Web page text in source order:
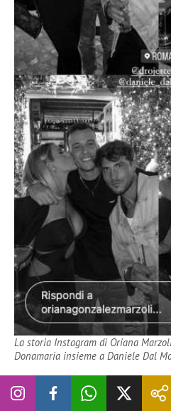
La storia Instagram di Oriana
Donamaria insieme a Daniele Dal
A questo punto in molti si
Oriana Marzolie Giaele De